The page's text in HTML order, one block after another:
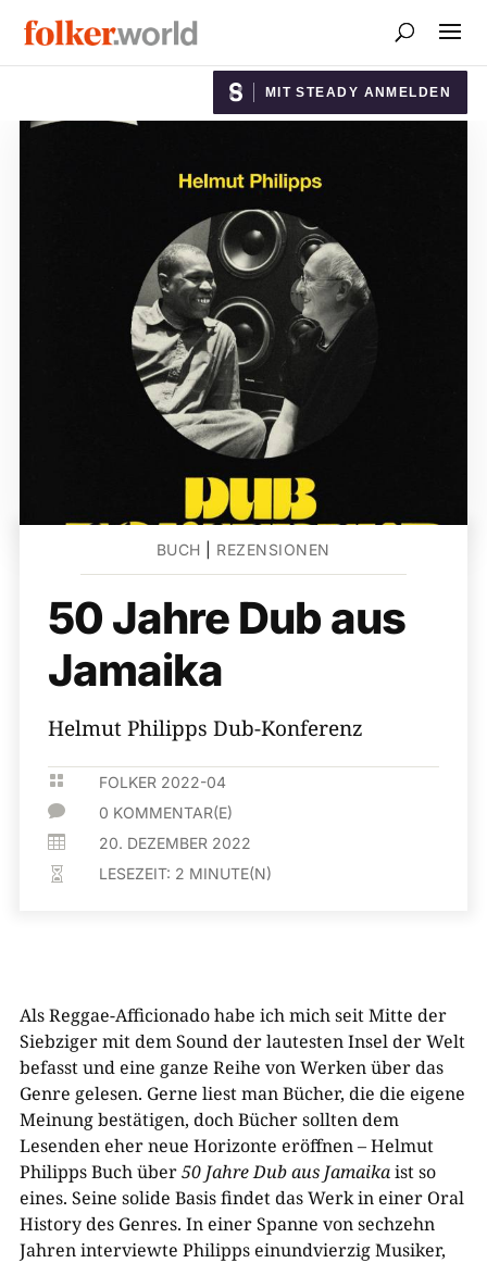
MIT STEADY ANMELDEN
BUCH REZENSIONEN
50 Jahre Dub aus
Jamaika
Helmut Philipps Dub-Konferenz
 FOLKER 2022-04
 0 KOMMENTAR(E)
 20. DEZEMBER 2022
 LESEZEIT: 2 MINUTE(N)
Als Reggae-Afficionado habe ich mich seit Mitte der
Siebziger mit dem Sound der lautesten Insel der Welt
befasst und eine ganze Reihe von Werken über das
Genre gelesen. Gerne liest man Bücher, die die eigene
Meinung bestätigen, doch Bücher sollten dem
Lesenden eher neue Horizonte eröffnen – Helmut
Philipps Buch über50 Jahre Dub aus Jamaikaist so
eines. Seine solide Basis findet das Werk in einer Oral
History des Genres. In einer Spanne von sechzehn
Jahren interviewte Philipps einundvierzig Musiker,